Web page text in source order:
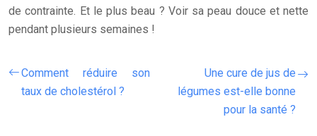
de contrainte. Et le plus beau ? Voir sa peau douce et nette
pendant plusieurs semaines !
Comment réduire son
taux de cholestérol ?
Une cure de jus de
légumes est-elle bonne
pour la santé ?